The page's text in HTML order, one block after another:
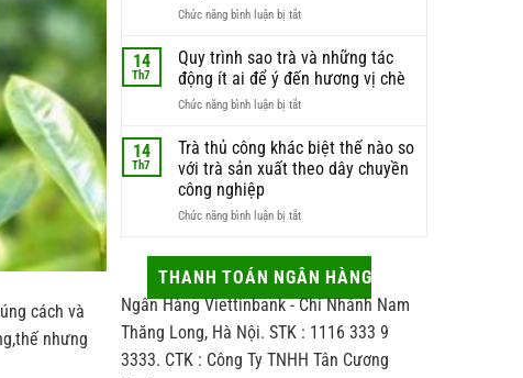
cách và
nhưng
luôn
giới
sành
săn
trà
có
được
búp
trà
lượng
nhất
Chức năng bình luận bị tắtở
nghiệm
chọn
trà
làm
biếu
sao
sang
hợp
người
14
Th7
Quy trình sao trà và những tác
động ít ai để ý đến hương vị chè
Chức năng bình luận bị tắtở
trình
sao
trà
những
động
ít
để
ý
hương
14
Th7
Trà thủ công khác biệt thế nào so
với trà sản xuất theo dây chuyền
công nghiệp
Chức năng bình luận bị tắtở
công
biệt
thế
so
THANH TOÁN NGÂN HÀNG
Ngân Hàng Viettinbank - Chi Nhánh Nam
Thăng Long, Hà Nội. STK : 1116 333 9
3333. CTK : Công Ty TNHH Tân Cương